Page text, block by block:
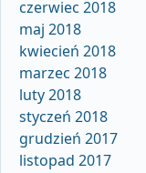
czerwiec 2018
maj 2018
kwiecień 2018
marzec 2018
luty 2018
styczeń 2018
grudzień 2017
listopad 2017